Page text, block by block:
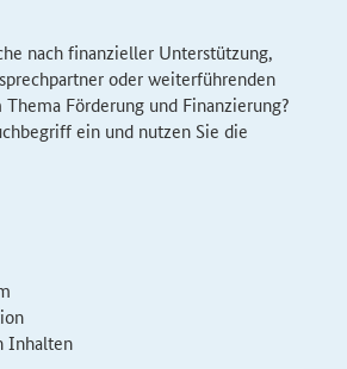
nach finanzieller Unterstützung,
oder weiterführenden
Förderung und Finanzierung?
ein und nutzen Sie die
Inhalten